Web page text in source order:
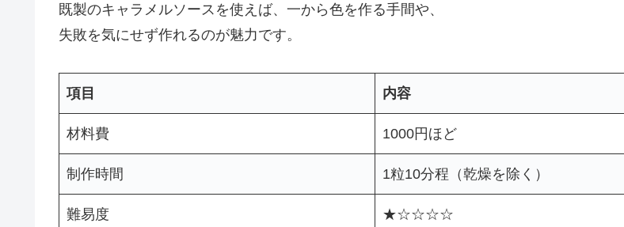
既製のキャラメルソースを使えば、一から色を作る手間や、
失敗を気にせず作れるのが魅力です。
項目 内容
材料費 1000円ほど
制作時間 1粒10分程（乾燥を除く）
難易度 ★☆☆☆☆